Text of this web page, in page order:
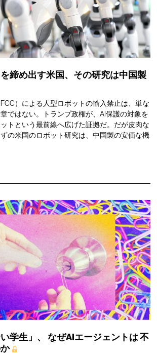
締め出す米国、その研究は中国製
）による人型ロボットの輸入禁止は、単な
ではない。トランプ政権が、AI保護の対象を
トという最前線へ広げた証拠だ。だが皮肉な
の米国のロボット研究は、中国製の安価な機
学生」、 なぜAIエージェントは不